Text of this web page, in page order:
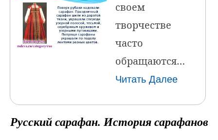
своем
творчестве
часто
обращаются…
Читать Далее
Русский сарафан. История сарафанов